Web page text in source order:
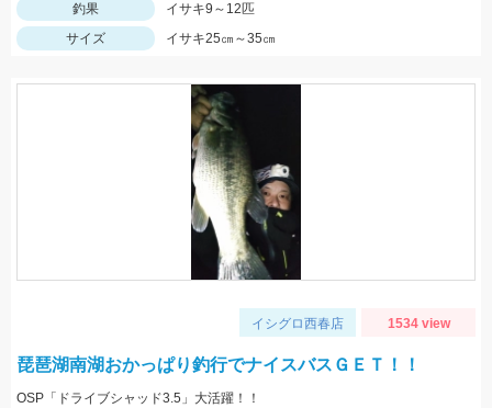
釣果
イサキ9～12匹
サイズ
イサキ25㎝～35㎝
イシグロ西春店 1534 view
琵琶湖南湖おかっぱり釣行でナイスバスＧＥＴ！！
OSP「ドライブシャッド3.5」大活躍！！